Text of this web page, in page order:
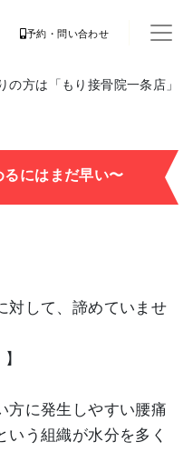
予約・問い合わせ
方は「もり接骨院一条店」
にはまだ早い〜
対して、諦めていませ
】
方に発生しやすい腰痛
いう組織が水分を多く